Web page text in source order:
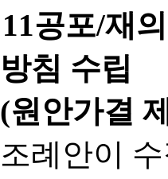
11공포/재
방침 수립
(원안가결
조례안이